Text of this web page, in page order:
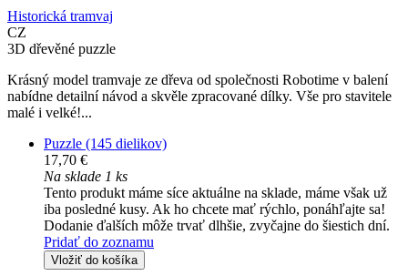
Historická tramvaj
CZ
3D dřevěné puzzle
Krásný model tramvaje ze dřeva od společnosti Robotime v balení
nabídne detailní návod a skvěle zpracované dílky. Vše pro stavitele
malé i velké!...
Puzzle (145 dielikov)
17,70 €
Na sklade 1 ks
Tento produkt máme síce aktuálne na sklade, máme však už
iba posledné kusy. Ak ho chcete mať rýchlo, ponáhľajte sa!
Dodanie ďalších môže trvať dlhšie, zvyčajne do šiestich dní.
Pridať do zoznamu
Vložiť do košíka